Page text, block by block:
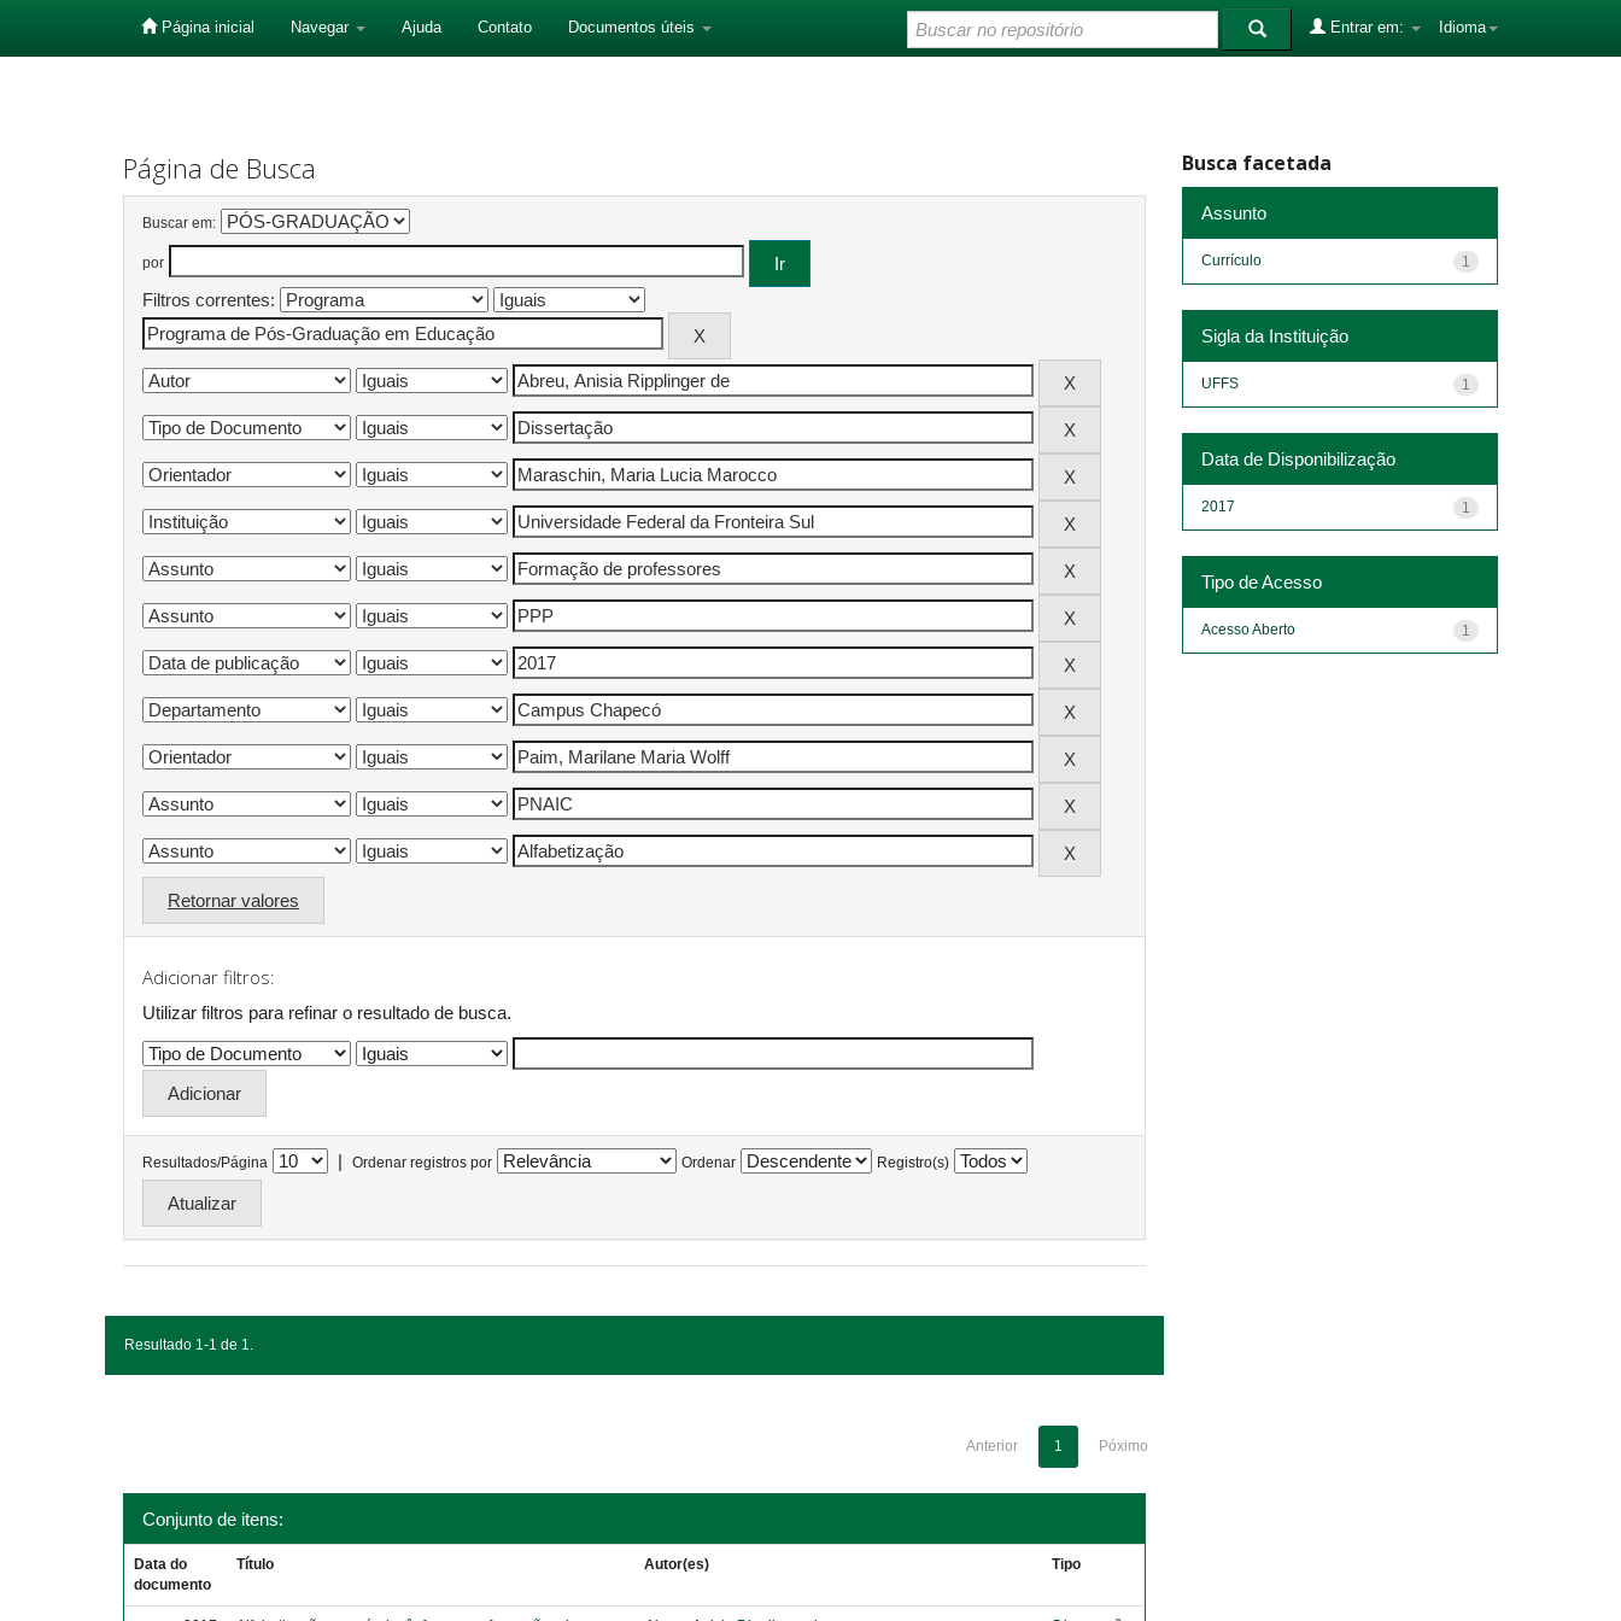
Página inicial Navegar Ajuda Contato Documentos úteis Idioma
Entrar em:
Página de Busca
Buscar em:
por
Filtros correntes:
Retornar valores
Adicionar filtros:
Utilizar filtros para refinar o resultado de busca.
Resultados/Página | Ordenar registros por Ordenar Registro(s)
Resultado 1-1 de 1.
Anterior 1 Póximo
Conjunto de itens:
Data do
documento
Título Autor(es) Tipo
Busca facetada
Assunto
1
Currículo
Sigla da Instituição
1
UFFS
Data de Disponibilização
1
2017
Tipo de Acesso
1
Acesso Aberto